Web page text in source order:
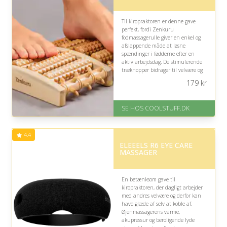
Til kiropraktoren er denne gave
perfekt, fordi Zenkuru
fodmassagerulle giver en enkel og
afslappende måde at løsne
spændinger i fødderne efter en
aktiv arbejdsdag. De stimulerende
træknopper bidrager til velvære og
På lager
Levering: Standard leveringstid
Fremragende Trustpilot rating
179kr
SE HOS COOLSTUFF.DK
4.4
ELEEELS R6 EYE CARE
MASSAGER
En betænksom gave til
kiropraktoren, der dagligt arbejder
med andres velvære og derfor kan
have glæde af selv at koble af.
Øjenmassagerens varme,
akupressur og beroligende lyde